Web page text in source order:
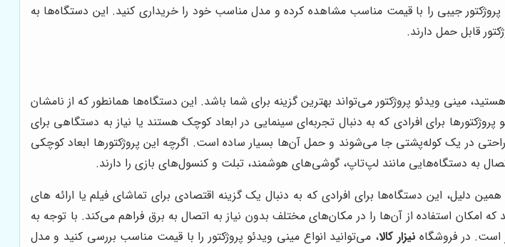
پروژکتور جیبی را با قیمت مناسب مشاهده کرده و مدل مناسب خود را خریداری کنید. این دستگاه‌ها به
قابل حمل دارند.
مینی ویدئو پروژکتور می‌تواند بهترین گزینه برای شما باشد. این دستگاه‌ها همانطور که از نامشان
برای افرادی که به دنبال تجربه‌ای سینمایی در ابعاد کوچک هستند یا نیاز به دستگاهی برای
در یک کوله‌پشتی جا می‌شوند و حمل آن‌ها بسیار ساده است. اگرچه این پروژکتورها ابعاد کوچکی
به دستگاه‌هایی مانند لپ‌تاپ، گوشی‌های هوشمند، تبلت و کنسول‌های بازی را دارند.
این دستگاه‌ها برای افرادی که به دنبال یک گزینه اقتصادی برای تماشای فیلم یا ارائه های
استفاده از آن‌ها را در مکان‌های مختلف بدون نیاز به اتصال به برق فراهم می‌کند. با توجه به
است. در فروشگاه نیزار کالا، می‌توانید انواع مینی ویدئو پروژکتور را با قیمت مناسب بررسی کنید و مدل